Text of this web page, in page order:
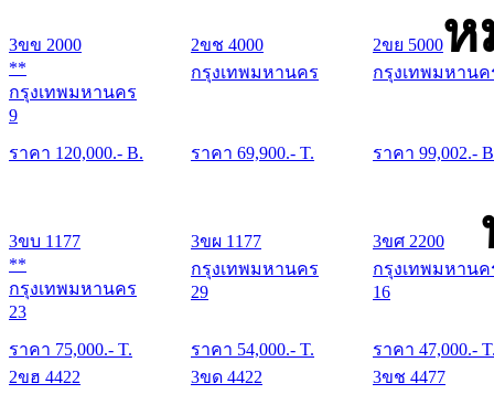
ห
3ขข 2000
**
กรุงเทพมหานคร
9
ราคา 120,000.- B.
2ขช 4000
กรุงเทพมหานคร
ราคา 69,900.- T.
2ขย 5000
กรุงเทพมหานค
ราคา 99,002.-
3ขบ 1177
**
กรุงเทพมหานคร
23
ราคา 75,000.- T.
3ขผ 1177
กรุงเทพมหานคร
29
ราคา 54,000.- T.
3ขศ 2200
กรุงเทพมหานค
16
ราคา 47,000.-
2ขฮ 4422
3ขด 4422
3ขช 4477